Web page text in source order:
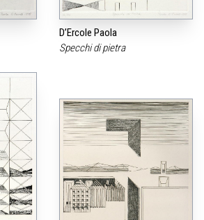
D’Ercole Paola
Specchi di pietra